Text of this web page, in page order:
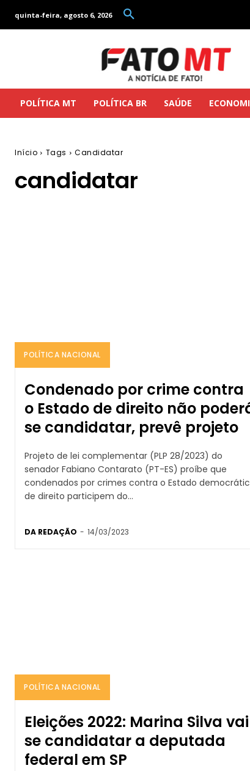
quinta-feira, agosto 6, 2026
POLÍTICA MT POLÍTICA BR SAÚDE
Início Tags Candidatar
candidatar
POLÍTICA NACIONAL
Condenado por crime contra
o Estado de direito não
se candidatar, prevê projeto
Projeto de lei complementar (PLP 28/2023) do
senador Fabiano Contarato (PT-ES) proíbe que
condenados por crimes contra o Estado
de direito participem do...
DA REDAÇÃO - 14/03/2023
POLÍTICA NACIONAL
Eleições 2022: Marina Silva vai
se candidatar a deputada
federal em SP